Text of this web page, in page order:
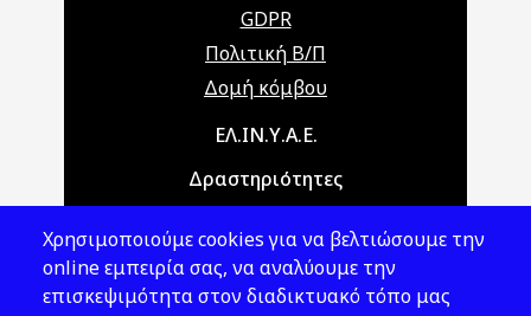
GDPR
Πολιτική Β/Π
Δομή κόμβου
Main navigationΕΛ.ΙΝ.Υ.Α.Ε.
Δραστηριότητες
Νομοθεσία
Εκδόσεις
Χρησιμοποιούμε cookies για να βελτιώσουμε την
online εμπειρία σας, να αναλύουμε την
επισκεψιμότητα στον διαδικτυακό τόπο μας